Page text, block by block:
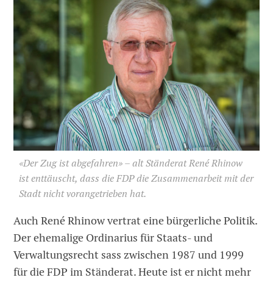
«Der Zug ist abgefahren» – alt Ständerat René Rhinow
ist enttäuscht, dass die FDP die Zusammenarbeit mit der
Stadt nicht vorangetrieben hat.
Auch René Rhinow vertrat eine bürgerliche Politik.
Der ehemalige Ordinarius für Staats- und
Verwaltungsrecht sass zwischen 1987 und 1999
für die FDP im Ständerat. Heute ist er nicht mehr